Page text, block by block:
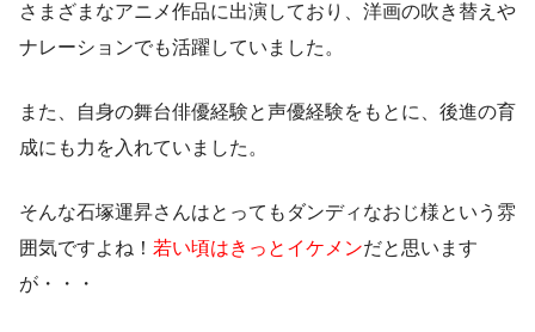
さまざまなアニメ作品に出演しており、洋画の吹き替えや
ナレーションでも活躍していました。
また、自身の舞台俳優経験と声優経験をもとに、後進の育
成にも力を入れていました。
そんな石塚運昇さんはとってもダンディなおじ様という雰
囲気ですよね！ 若い頃はきっとイケメンだと思います
が・・・